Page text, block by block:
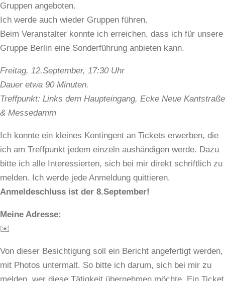
Gruppen angeboten.
Ich werde auch wieder Gruppen führen.
Beim Veranstalter konnte ich erreichen, dass ich für unsere
Gruppe Berlin eine Sonderführung anbieten kann.
Freitag, 12.September, 17:30 Uhr
Dauer etwa 90 Minuten.
Treffpunkt: Links dem Haupteingang, Ecke Neue Kantstraße
& Messedamm
Ich konnte ein kleines Kontingent an Tickets erwerben, die
ich am Treffpunkt jedem einzeln aushändigen werde. Dazu
bitte ich alle Interessierten, sich bei mir direkt schriftlich zu
melden. Ich werde jede Anmeldung quittieren.
Anmeldeschluss ist der 8.September!
Meine Adresse:
✉️
Von dieser Besichtigung soll ein Bericht angefertigt werden,
mit Photos untermalt. So bitte ich darum, sich bei mir zu